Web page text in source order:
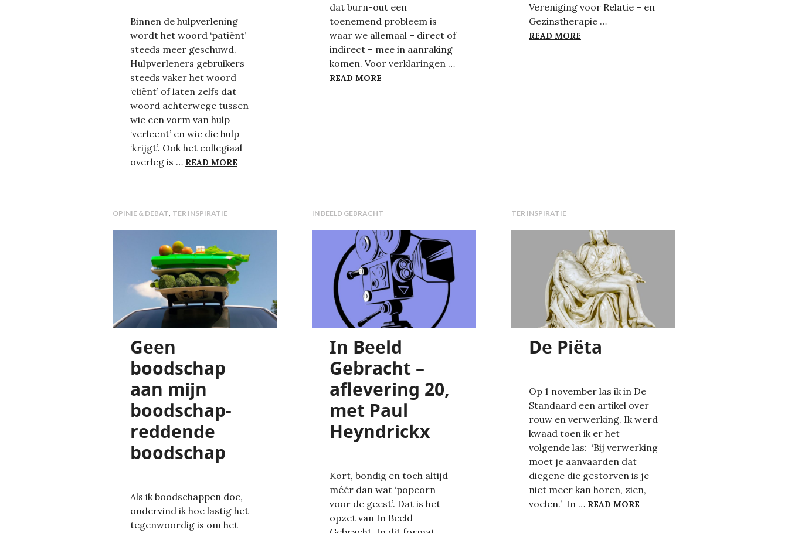
Binnen de hulpverlening
wordt het woord ‘patiënt’
steeds meer geschuwd.
Hulpverleners gebruikers
steeds vaker het woord
‘cliënt’ of laten zelfs dat
woord achterwege tussen
wie een vorm van hulp
‘verleent’ en wie die hulp
‘krijgt’. Ook het collegiaal
overleg is … READ MORE
dat burn-out een
toenemend probleem is
waar we allemaal – direct of
indirect – mee in aanraking
komen. Voor verklaringen …
READ MORE
Vereniging voor Relatie – en
Gezinstherapie …
READ MORE
OPINIE & DEBAT, TER INSPIRATIE
Geen
boodschap
aan mijn
boodschap-
reddende
boodschap
Als ik boodschappen doe,
ondervind ik hoe lastig het
tegenwoordig is om het
IN BEELD GEBRACHT
In Beeld
Gebracht –
aflevering 20,
met Paul
Heyndrickx
Kort, bondig en toch altijd
méér dan wat ‘popcorn
voor de geest’. Dat is het
opzet van In Beeld
TER INSPIRATIE
De Piëta
Op 1 november las ik in De
Standaard een artikel over
rouw en verwerking. Ik werd
kwaad toen ik er het
volgende las: ‘Bij verwerking
moet je aanvaarden dat
diegene die gestorven is je
niet meer kan horen, zien,
voelen.’ In … READ MORE